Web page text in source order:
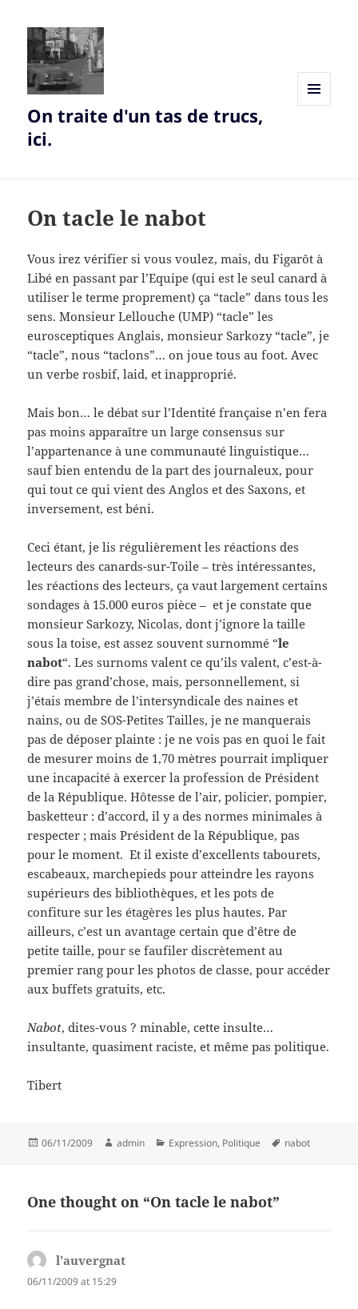
On traite d'un tas de trucs,
ici.
On tacle le nabot
Vous irez vérifier si vous voulez, mais, du Figarôt à
Libé en passant par l’Equipe (qui est le seul canard à
utiliser le terme proprement) ça “tacle” dans tous les
sens. Monsieur Lellouche (UMP) “tacle” les
eurosceptiques Anglais, monsieur Sarkozy “tacle”, je
“tacle”, nous “taclons”… on joue tous au foot. Avec
un verbe rosbif, laid, et inapproprié.
Mais bon… le débat sur l’Identité française n’en fera
pas moins apparaître un large consensus sur
l’appartenance à une communauté linguistique…
sauf bien entendu de la part des journaleux, pour
qui tout ce qui vient des Anglos et des Saxons, et
inversement, est béni.
Ceci étant, je lis régulièrement les réactions des
lecteurs des canards-sur-Toile – très intéressantes,
les réactions des lecteurs, ça vaut largement certains
sondages à 15.000 euros pièce – et je constate que
monsieur Sarkozy, Nicolas, dont j’ignore la taille
sous la toise, est assez souvent surnommé “le
nabot“. Les surnoms valent ce qu’ils valent, c’est-à-
dire pas grand’chose, mais, personnellement, si
j’étais membre de l’intersyndicale des naines et
nains, ou de SOS-Petites Tailles, je ne manquerais
pas de déposer plainte : je ne vois pas en quoi le fait
de mesurer moins de 1,70 mètres pourrait impliquer
une incapacité à exercer la profession de Président
de la République. Hôtesse de l’air, policier, pompier,
basketteur : d’accord, il y a des normes minimales à
respecter ; mais Président de la République, pas
pour le moment. Et il existe d’excellents tabourets,
escabeaux, marchepieds pour atteindre les rayons
supérieurs des bibliothèques, et les pots de
confiture sur les étagères les plus hautes. Par
ailleurs, c’est un avantage certain que d’être de
petite taille, pour se faufiler discrètement au
premier rang pour les photos de classe, pour accéder
aux buffets gratuits, etc.
Nabot, dites-vous ? minable, cette insulte…
insultante, quasiment raciste, et même pas politique.
Tibert
Posted
06/11/2009 Author
admin Categories
Expression, Politique Tags
nabot
One thought on “On tacle le nabot”
l'auvergnat
06/11/2009 at 15:29